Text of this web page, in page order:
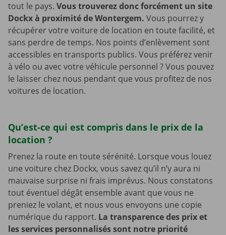
tout le pays. Vous trouverez donc forcément un site
Dockx à proximité de Wontergem. Vous pourrez y
récupérer votre voiture de location en toute facilité, et
sans perdre de temps. Nos points d’enlèvement sont
accessibles en transports publics. Vous préférez venir
à vélo ou avec votre véhicule personnel ? Vous pouvez
le laisser chez nous pendant que vous profitez de nos
voitures de location.
Qu’est-ce qui est compris dans le prix de la
location ?
Prenez la route en toute sérénité. Lorsque vous louez
une voiture chez Dockx, vous savez qu’il n’y aura ni
mauvaise surprise ni frais imprévus. Nous constatons
tout éventuel dégât ensemble avant que vous ne
preniez le volant, et nous vous envoyons une copie
numérique du rapport. La transparence des prix et
les services personnalisés sont notre priorité